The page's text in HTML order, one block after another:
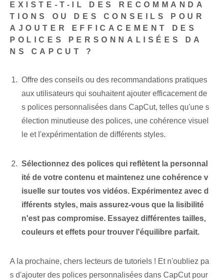
EXISTE-T-IL DES RECOMMANDA
TIONS OU DES CONSEILS POUR
AJOUTER EFFICACEMENT DES
POLICES PERSONNALISÉES DA
NS CAPCUT ?
Offre des conseils ou des recommandations pratiques
aux utilisateurs qui souhaitent ajouter efficacement de
s polices personnalisées dans CapCut, telles qu'une s
élection minutieuse des polices, une cohérence visuel
le et l'expérimentation de différents styles.
Sélectionnez des polices qui reflètent la personnal
ité de votre contenu et maintenez une cohérence v
isuelle sur toutes vos vidéos. Expérimentez avec d
ifférents styles, mais assurez-vous que la lisibilité
n'est pas compromise. Essayez différentes tailles,
couleurs et effets pour trouver l'équilibre parfait.
A la prochaine, chers lecteurs de tutoriels ! Et n'oubliez pa
s d'ajouter des polices personnalisées dans CapCut pour